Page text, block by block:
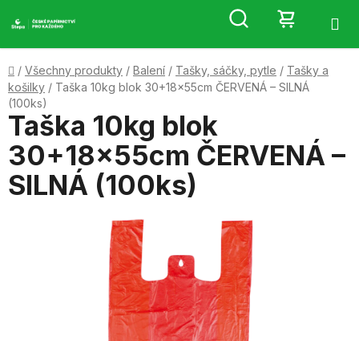
na
Hledat
KOŠÍK
Domů
/ Všechny produkty / Balení / Tašky, sáčky, pytle / Tašky a
košilky / Taška 10kg blok 30+18x55cm ČERVENÁ – SILNÁ
(100ks)
Taška 10kg blok
30+18x55cm ČERVENÁ –
SILNÁ (100ks)